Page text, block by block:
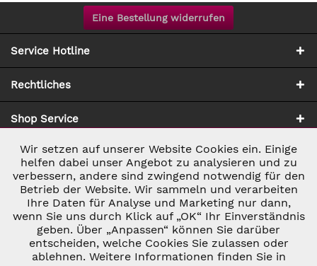
Eine Bestellung widerrufen
Service Hotline
Rechtliches
Shop Service
Zahlung & Versand
* ALLE PREISE INKL. GESETZL. UMSATZSTEUER ZZGL.
Notwendig Aktiv
Marketing Inaktiv
Tracking Inaktiv
Wir setzen auf unserer Website Cookies ein. Einige
helfen dabei unser Angebot zu analysieren und zu
verbessern, andere sind zwingend notwendig für den
Betrieb der Website. Wir sammeln und verarbeiten
Ihre Daten für Analyse und Marketing nur dann,
wenn Sie uns durch Klick auf „OK“ Ihr Einverständnis
geben. Über „Anpassen“ können Sie darüber
entscheiden, welche Cookies Sie zulassen oder
ablehnen. Weitere Informationen finden Sie in